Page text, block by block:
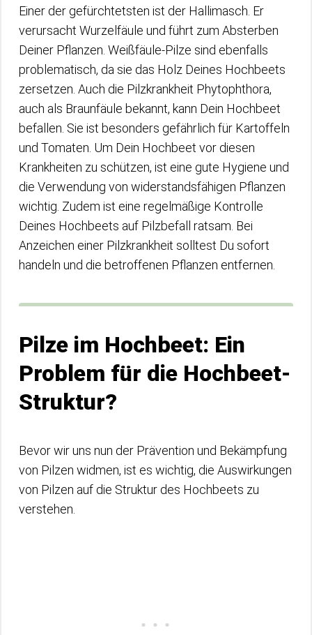
Einer der gefürchtetsten ist der Hallimasch. Er
verursacht Wurzelfäule und führt zum Absterben
Deiner Pflanzen. Weißfäule-Pilze sind ebenfalls
problematisch, da sie das Holz Deines Hochbeets
zersetzen. Auch die Pilzkrankheit Phytophthora,
auch als Braunfäule bekannt, kann Dein Hochbeet
befallen. Sie ist besonders gefährlich für Kartoffeln
und Tomaten. Um Dein Hochbeet vor diesen
Krankheiten zu schützen, ist eine gute Hygiene und
die Verwendung von widerstandsfähigen Pflanzen
wichtig. Zudem ist eine regelmäßige Kontrolle
Deines Hochbeets auf Pilzbefall ratsam. Bei
Anzeichen einer Pilzkrankheit solltest Du sofort
handeln und die betroffenen Pflanzen entfernen.
Pilze im Hochbeet: Ein
Problem für die Hochbeet-
Struktur?
Bevor wir uns nun der Prävention und Bekämpfung
von Pilzen widmen, ist es wichtig, die Auswirkungen
von Pilzen auf die Struktur des Hochbeets zu
verstehen.